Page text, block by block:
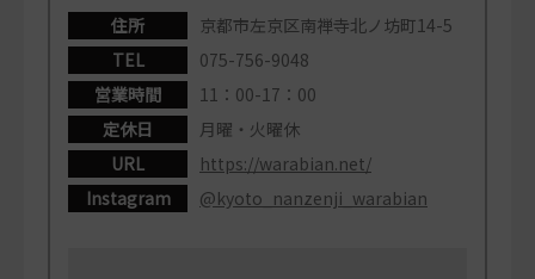
住所
京都市左京区南禅寺北ノ坊町14-5
TEL
075-756-9048
営業時間
11：00-17：00
定休日
月曜・火曜休
URL
https://warabian.net/
Instagram
@kyoto_nanzenji_warabian